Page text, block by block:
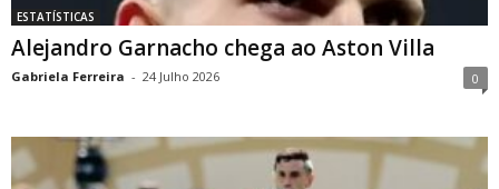
ESTATÍSTICAS
Alejandro Garnacho chega ao Aston Villa
Gabriela Ferreira - 24 Julho 2026 0